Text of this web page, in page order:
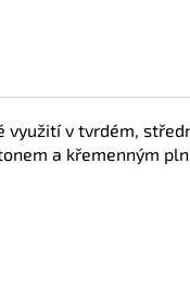
v tvrdém,
a křemenným